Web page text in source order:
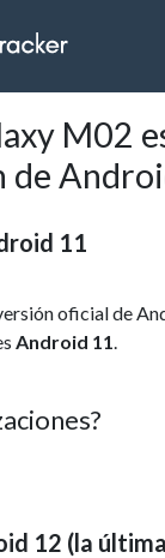
M02
de
11
oficial de
Android 11.
12 (la